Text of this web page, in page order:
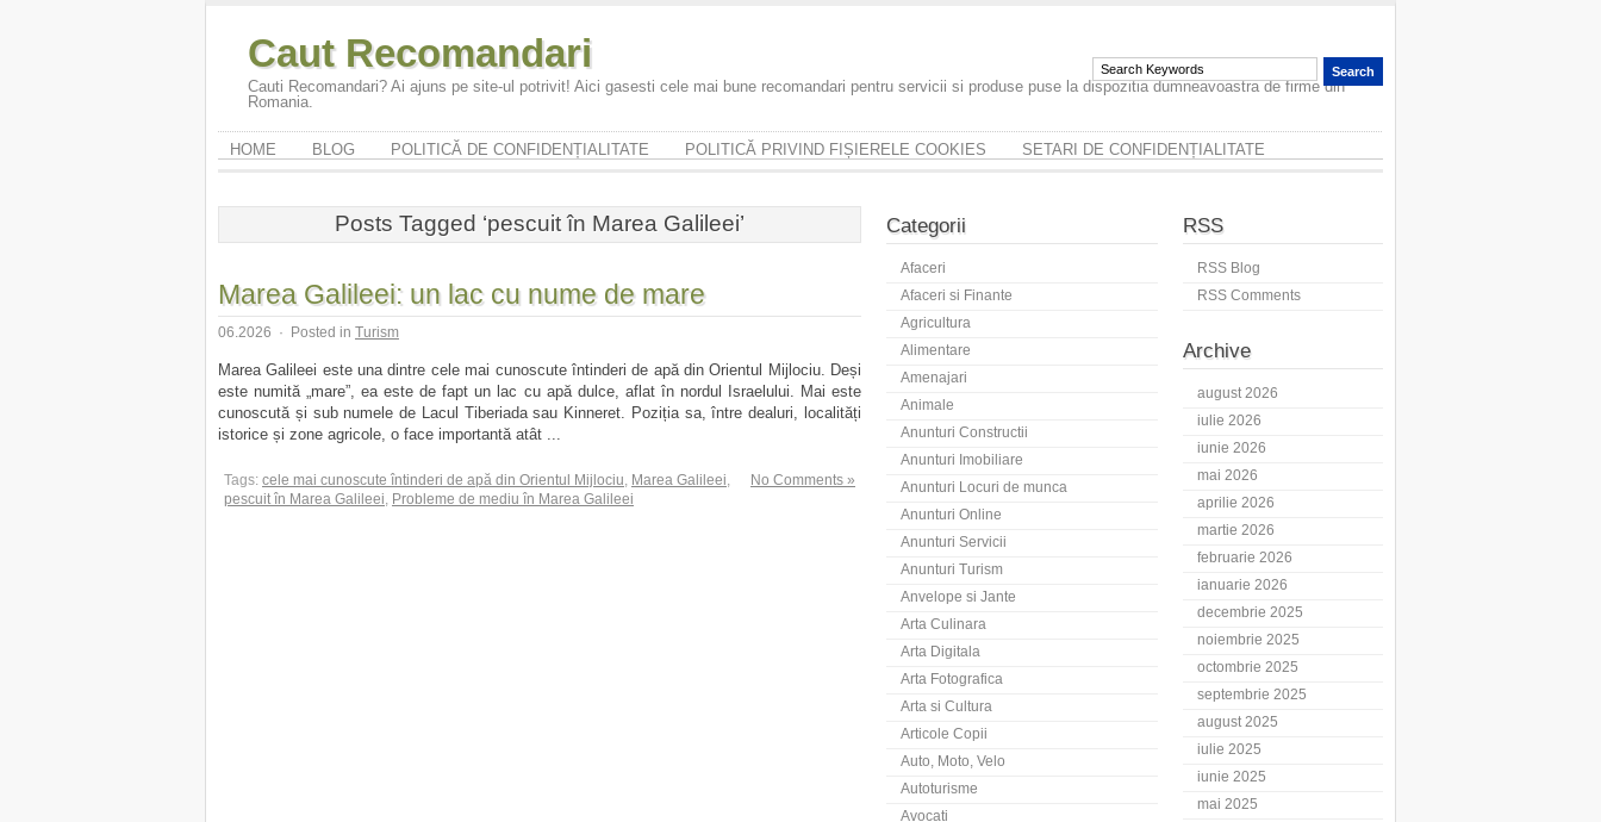
Caut Recomandari
Cauti Recomandari? Ai ajuns pe site-ul potrivit! Aici gasesti cele mai bune recomandari pentru servicii si produse puse la dispozitia dumneavoastra de firme din
Romania.
HOME BLOG POLITICĂ DE CONFIDENȚIALITATE POLITICĂ PRIVIND FIȘIERELE COOKIES SETARI DE CONFIDENȚIALITATE
Posts Tagged ‘pescuit în Marea Galileei’
Marea Galileei: un lac cu nume de mare
06.2026 · Posted in Turism
Marea Galileei este una dintre cele mai cunoscute întinderi de apă din Orientul Mijlociu. Deși
este numită „mare”, ea este de fapt un lac cu apă dulce, aflat în nordul Israelului. Mai este
cunoscută și sub numele de Lacul Tiberiada sau Kinneret. Poziția sa, între dealuri, localități
istorice și zone agricole, o face importantă atât ...
No Comments »
Tags: cele mai cunoscute întinderi de apă din Orientul Mijlociu, Marea Galileei,
pescuit în Marea Galileei, Probleme de mediu în Marea Galileei
Categorii
Afaceri
Afaceri si Finante
Agricultura
Alimentare
Amenajari
Animale
Anunturi Constructii
Anunturi Imobiliare
Anunturi Locuri de munca
Anunturi Online
Anunturi Servicii
Anunturi Turism
Anvelope si Jante
Arta Culinara
Arta Digitala
Arta Fotografica
Arta si Cultura
Articole Copii
Auto, Moto, Velo
Autoturisme
Avocati
RSS
RSS Blog
RSS Comments
Archive
august 2026
iulie 2026
iunie 2026
mai 2026
aprilie 2026
martie 2026
februarie 2026
ianuarie 2026
decembrie 2025
noiembrie 2025
octombrie 2025
septembrie 2025
august 2025
iulie 2025
iunie 2025
mai 2025